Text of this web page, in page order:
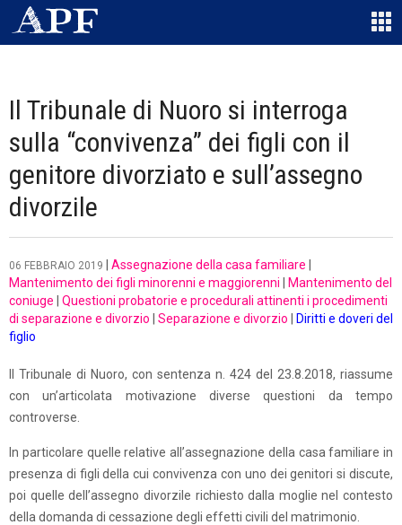
Il Tribunale di Nuoro si interroga
sulla “convivenza” dei figli con il
genitore divorziato e sull’assegno
divorzile
06 FEBBRAIO 2019 Assegnazione della casa familiare
Mantenimento dei figli minorenni e maggiorenni
Mantenimento del
coniuge
Questioni probatorie e procedurali attinenti i procedimenti
di separazione e divorzio
Separazione e divorzio
Diritti e doveri del
figlio
Il Tribunale di Nuoro, con sentenza n. 424 del 23.8.2018, riassume
con un’articolata motivazione diverse questioni da tempo
controverse.
In particolare quelle relative all’assegnazione della casa familiare in
presenza di figli della cui convivenza con uno dei genitori si discute,
poi quelle dell’assegno divorzile richiesto dalla moglie nel contesto
della domanda di cessazione degli effetti civili del matrimonio.